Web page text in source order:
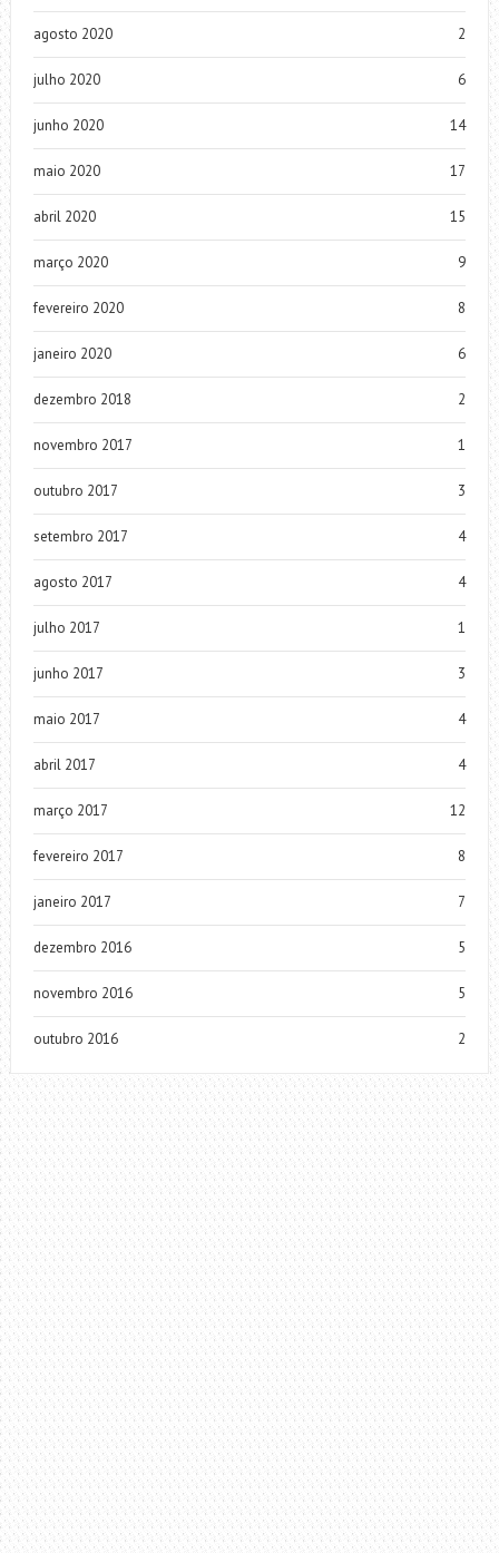
agosto 2020 2
julho 2020 6
junho 2020 14
maio 2020 17
abril 2020 15
março 2020 9
fevereiro 2020 8
janeiro 2020 6
dezembro 2018 2
novembro 2017 1
outubro 2017 3
setembro 2017 4
agosto 2017 4
julho 2017 1
junho 2017 3
maio 2017 4
abril 2017 4
março 2017 12
fevereiro 2017 8
janeiro 2017 7
dezembro 2016 5
novembro 2016 5
outubro 2016 2